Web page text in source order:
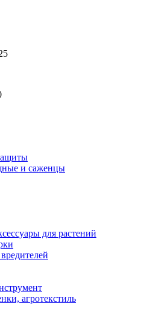
и саженцы
для растений
агротекстиль